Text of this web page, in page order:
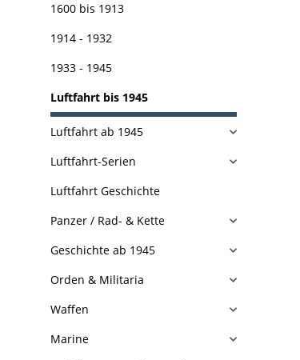
1600 bis 1913
1914 - 1932
1933 - 1945
Luftfahrt bis 1945
Luftfahrt ab 1945
Luftfahrt-Serien
Luftfahrt Geschichte
Panzer / Rad- & Kette
Geschichte ab 1945
Orden & Militaria
Waffen
Marine